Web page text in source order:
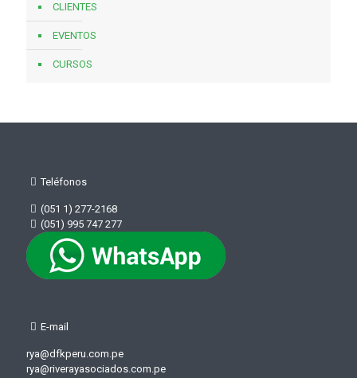
CLIENTES
EVENTOS
CURSOS
Teléfonos
(051 1) 277-2168
(051) 995 747 277
E-mail
rya@dfkperu.com.pe
rya@riverayasociados.com.pe